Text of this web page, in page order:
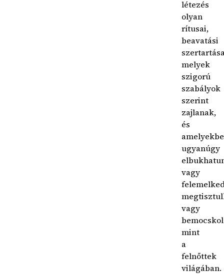
létezés
olyan
rítusai,
beavatási
melyek
szigorú
szabályok
szerint
zajlanak,
és
ugyanúgy
vagy
vagy
mint
a
felnőttek
világában.